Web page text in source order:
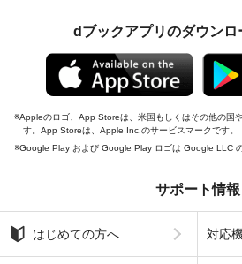
dブックアプリのダウンロ
Appleのロゴ、App Storeは、米国もしくはその他の国
す。App Storeは、Apple Inc.のサービスマークです。
Google Play および Google Play ロゴは Google LLC の
サポート情報
はじめての方へ 対応